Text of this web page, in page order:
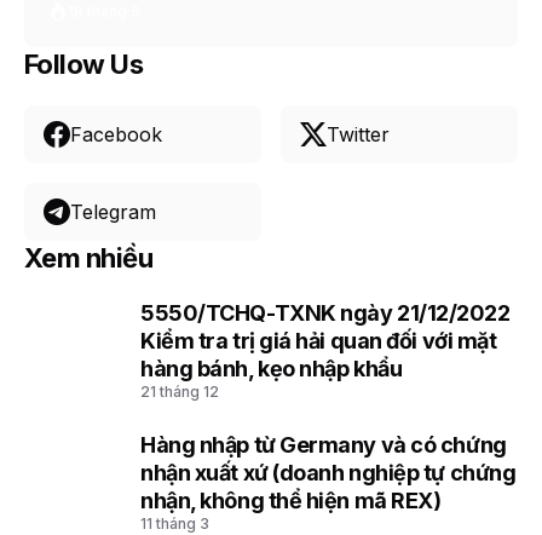
Follow Us
Facebook Twitter
Telegram
Xem nhiều
5550/TCHQ-TXNK ngày 21/12/2022
Kiểm tra trị giá hải quan đối với mặt
hàng bánh, kẹo nhập khẩu
21 tháng 12
Hàng nhập từ Germany và có chứng
nhận xuất xứ (doanh nghiệp tự chứng
nhận, không thể hiện mã REX)
11 tháng 3